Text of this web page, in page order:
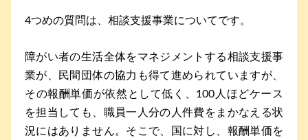
4つめの質問は、相談支援事業についてです。
障がい者の生活全体をマネジメントする相談支援事
業が、民間団体の協力も得て進められていますが、
その報酬単価が依然として低く、100人ほどケース
を担当しても、職員一人分の人件費をまかなえる状
況にはありません。そこで、国に対し、報酬単価を